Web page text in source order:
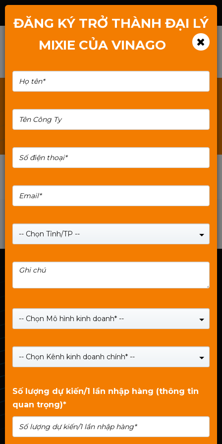
Hà Nội:Số 11BT4-3, KĐT Trung Văn VINACONEX 3, Đường
Trung Thư, Phường Đại Mỗ, TP.Hà Nội
Hotline: 1800.2345.80
HCM:Số 449/23/10 Trường Chinh, Phường Tân Bình,
TP.HCM
Mixie Đà nẵng
146 Trịnh Đình Thảo, Phường Cẩm Lệ, TP.Đà Nẵng
Hotline: 1800.2345.80
ĐĂNG KÝ TRỞ THÀNH ĐẠI LÝ
MIXIE CỦA VINAGO
-- Chọn Tỉnh/TP --
-- Chọn Mô hình kinh doanh* --
-- Chọn Kênh kinh doanh chính* --
Số lượng dự kiến/1 lần nhập hàng (thông tin
quan trọng)*